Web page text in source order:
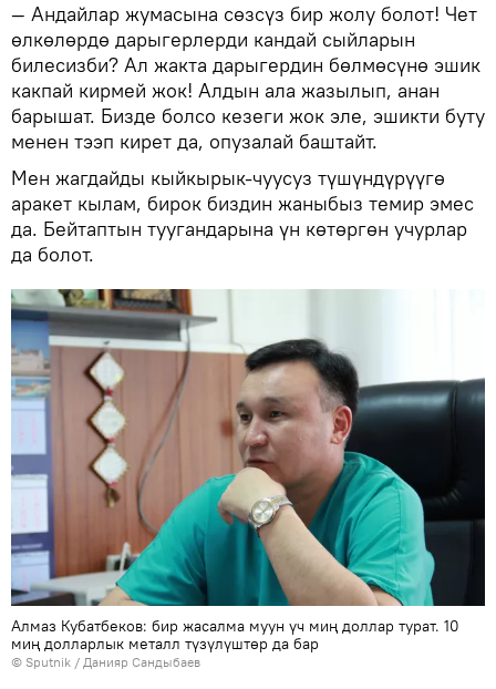
— Андайлар жумасына сөзсүз бир жолу болот! Чет
өлкөлөрдө дарыгерлерди кандай сыйларын
билесизби? Ал жакта дарыгердин бөлмөсүнө эшик
какпай кирмей жок! Алдын ала жазылып, анан
барышат. Бизде болсо кезеги жок эле, эшикти буту
менен тээп кирет да, опузалай баштайт.
Мен жагдайды кыйкырык-чуусуз түшүндүрүүгө
аракет кылам, бирок биздин жаныбыз темир эмес
да. Бейтаптын туугандарына үн көтөргөн учурлар
да болот.
Алмаз Кубатбеков: бир жасалма муун үч миң доллар турат. 10
миң долларлык металл түзүлүштөр да бар
© Sputnik / Данияр Сандыбаев